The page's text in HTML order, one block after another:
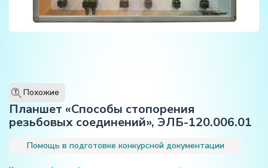
T Похожие
Планшет «Способы стопорения
резьбовых соединений», ЭЛБ-120.006.01
Помощь в подготовке конкурсной документации